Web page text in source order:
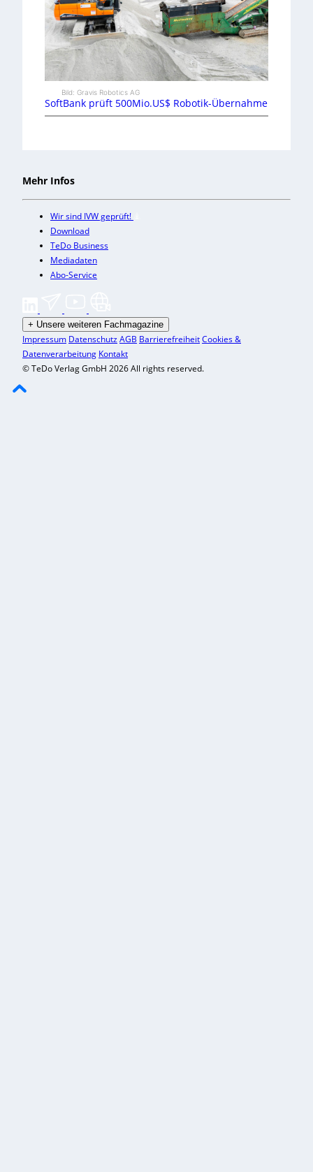
Bild: Gravis Robotics AG
SoftBank prüft 500Mio.US$ Robotik-Übernahme
Mehr Infos
Wir sind IVW geprüft!
Download
TeDo Business
Mediadaten
Abo-Service
+ Unsere weiteren Fachmagazine
Impressum DatenschutzAGB BarrierefreiheitCookies &
Datenverarbeitung Kontakt
© TeDo Verlag GmbH 2026 All rights reserved.